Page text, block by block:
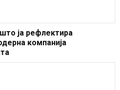
ја рефлектира
компанија